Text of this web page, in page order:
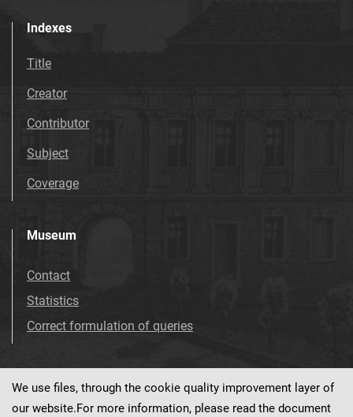
Indexes
Title
Creator
Contributor
Subject
Coverage
Museum
Contact
Statistics
Correct formulation of queries
Facebook
We use files, through the cookie quality improvement layer of
our website.For more information, please read the document